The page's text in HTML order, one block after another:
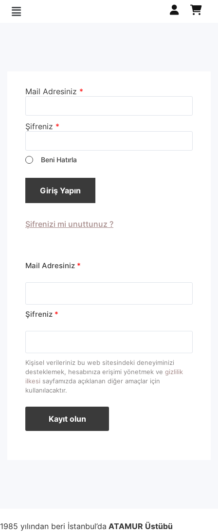
Mail Adresiniz *
Şifreniz *
Beni Hatırla
Giriş Yapın
Şifrenizi mi unuttunuz ?
Mail Adresiniz *
Şifreniz *
Kişisel verileriniz bu web sitesindeki deneyiminizi
desteklemek, hesabınıza erişimi yönetmek ve gizlilik
ilkesi sayfamızda açıklanan diğer amaçlar için
kullanılacaktır.
Kayıt olun
1985 yılından beri İstanbul’da ATAMUR Üstübü